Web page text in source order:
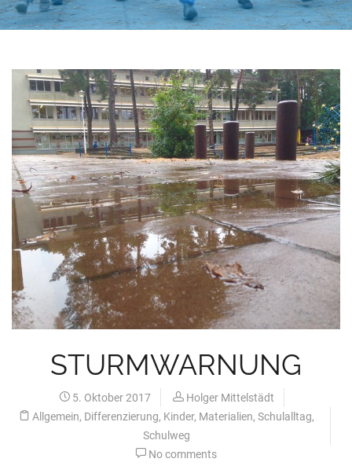
STURMWARNUNG
5. Oktober 2017
Holger Mittelstädt
Allgemein, Differenzierung, Kinder, Materialien, Schulalltag,
Schulweg
No comments